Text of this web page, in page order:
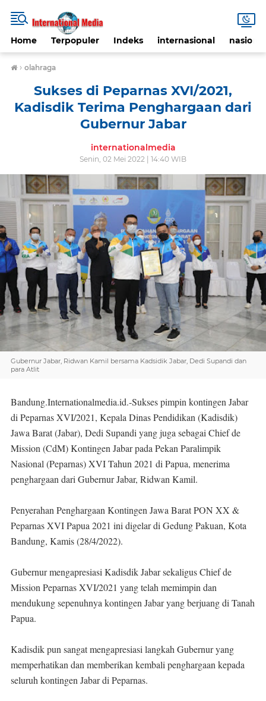
Home Terpopuler Indeks internasional nasional
› olahraga
Sukses di Peparnas XVI/2021,
Kadisdik Terima Penghargaan dari
Gubernur Jabar
internationalmedia
Senin, 02 Mei 2022 | 14:40 WIB
Gubernur Jabar, Ridwan Kamil bersama Kadsidik Jabar, Dedi Supandi dan
para Atlit
Bandung.Internationalmedia.id.-Sukses pimpin kontingen Jabar
di Peparnas XVI/2021, Kepala Dinas Pendidikan (Kadisdik)
Jawa Barat (Jabar), Dedi Supandi yang juga sebagai Chief de
Mission (CdM) Kontingen Jabar pada Pekan Paralimpik
Nasional (Peparnas) XVI Tahun 2021 di Papua, menerima
penghargaan dari Gubernur Jabar, Ridwan Kamil.
Penyerahan Penghargaan Kontingen Jawa Barat PON XX &
Peparnas XVI Papua 2021 ini digelar di Gedung Pakuan, Kota
Bandung, Kamis (28/4/2022).
Gubernur mengapresiasi Kadisdik Jabar sekaligus Chief de
Mission Peparnas XVI/2021 yang telah memimpin dan
mendukung sepenuhnya kontingen Jabar yang berjuang di Tanah
Papua.
Kadisdik pun sangat mengapresiasi langkah Gubernur yang
memperhatikan dan memberikan kembali penghargaan kepada
seluruh kontingen Jabar di Peparnas.